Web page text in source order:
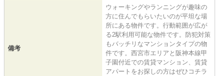
備考
ウォーキングやランニングが趣味の
方に住んでもらいたいのが平坦な場
所にある物件です。行動範囲が広が
る2駅利用可能な物件です。防犯対策
もバッチリなマンションタイプの物
件です。西宮市エリアと阪神本線甲
子園付近での賃貸マンション、賃貸
アパートをお探しの方はぜひコチラ